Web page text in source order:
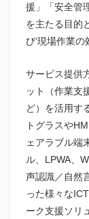
援」「安全管
を主たる目的
び‘現場作業の
サービス提供
ット（作業支
ど）を活用す
トグラスや
ェアラブル端
ル、LPWA、
声認識／自然
った様々な
ーク支援ソリ